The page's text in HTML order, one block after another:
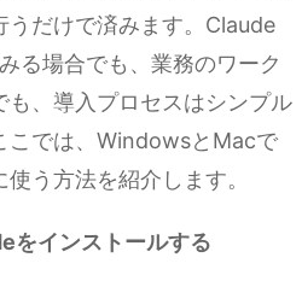
うだけで済みます。Claude
る場合でも、業務のワーク
も、導入プロセスはシンプル
こでは、WindowsとMacで
う方法を紹介します。
をインストールする